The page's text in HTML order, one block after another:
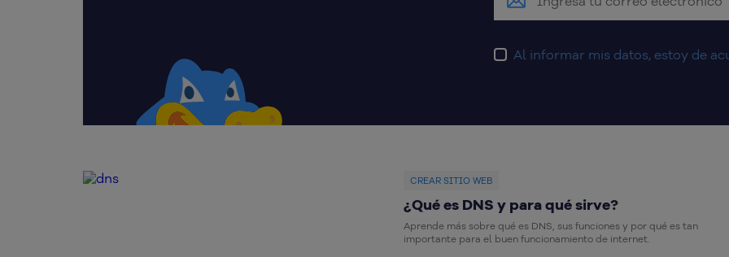
Al informar mis datos, estoy de
CREAR SITIO WEB
¿Qué es DNS y para qué sirve?
Aprende más sobre qué es DNS, sus funciones y por qué es tan
importante para el buen funcionamiento de internet.